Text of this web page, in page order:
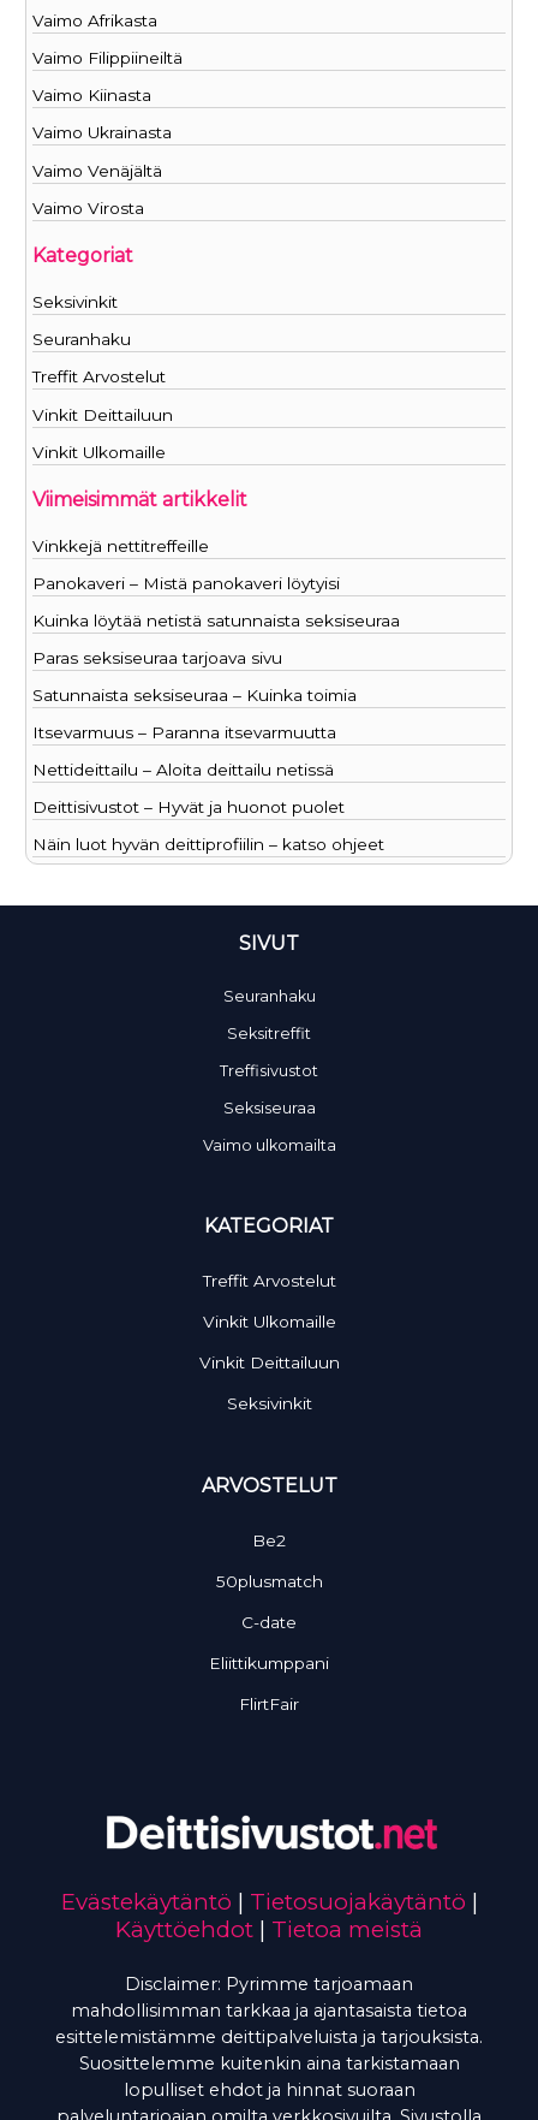
Vaimo Afrikasta
Vaimo Filippiineiltä
Vaimo Kiinasta
Vaimo Ukrainasta
Vaimo Venäjältä
Vaimo Virosta
Kategoriat
Seksivinkit
Seuranhaku
Treffit Arvostelut
Vinkit Deittailuun
Vinkit Ulkomaille
Viimeisimmät artikkelit
Vinkkejä nettitreffeille
Panokaveri – Mistä panokaveri löytyisi
Kuinka löytää netistä satunnaista seksiseuraa
Paras seksiseuraa tarjoava sivu
Satunnaista seksiseuraa – Kuinka toimia
Itsevarmuus – Paranna itsevarmuutta
Nettideittailu – Aloita deittailu netissä
Deittisivustot – Hyvät ja huonot puolet
Näin luot hyvän deittiprofiilin – katso ohjeet
SIVUT
Seuranhaku
Seksitreffit
Treffisivustot
Seksiseuraa
Vaimo ulkomailta
KATEGORIAT
Treffit Arvostelut
Vinkit Ulkomaille
Vinkit Deittailuun
Seksivinkit
ARVOSTELUT
Be2
50plusmatch
C-date
Eliittikumppani
FlirtFair
Evästekäytäntö | Tietosuojakäytäntö |
Käyttöehdot | Tietoa meistä
Disclaimer: Pyrimme tarjoamaan
mahdollisimman tarkkaa ja ajantasaista tietoa
esittelemistämme deittipalveluista ja tarjouksista.
Suosittelemme kuitenkin aina tarkistamaan
lopulliset ehdot ja hinnat suoraan